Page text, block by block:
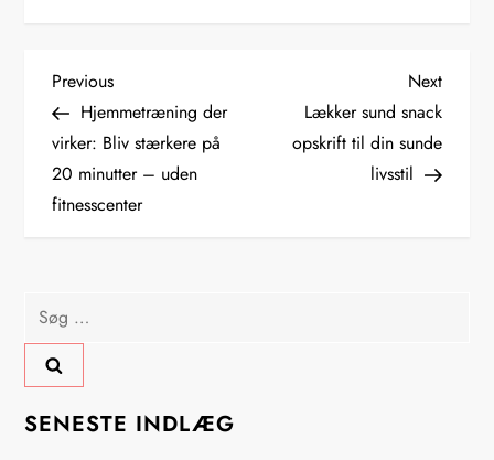
I
n
d
g
s
Previous
Post
Previous
Hjemmetræning der
virker: Bliv stærkere på
20 minutter – uden
fitnesscenter
Next
Post
Next
Lækker sund snack
opskrift til din sunde
livsstil
Søg
efter:
SENESTE INDLÆG